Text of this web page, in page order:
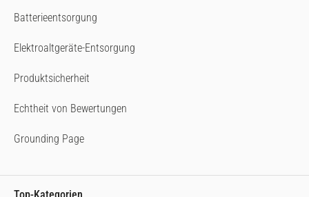
Batterieentsorgung
Elektroaltgeräte-Entsorgung
Produktsicherheit
Echtheit von Bewertungen
Grounding Page